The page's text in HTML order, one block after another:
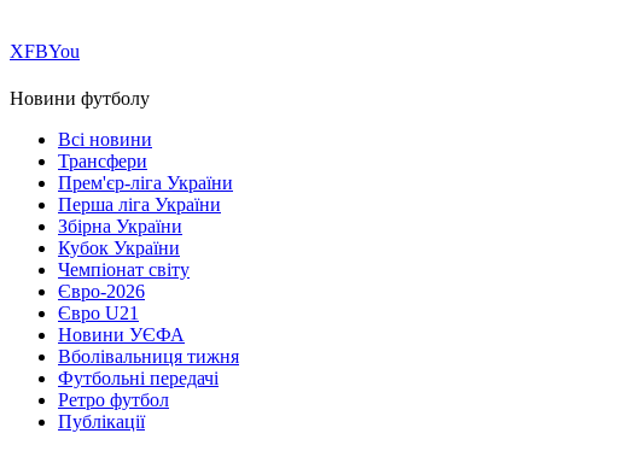
ХFBYou
Новини футболу
Всі новини
Трансфери
Прем'єр-ліга України
Перша ліга України
Збірна України
Кубок України
Чемпіонат світу
Євро-2026
Євро U21
Новини УЄФА
Вболівальниця тижня
Футбольні передачі
Ретро футбол
Публікації